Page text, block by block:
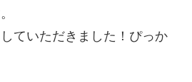
ていただきました！ぴっか